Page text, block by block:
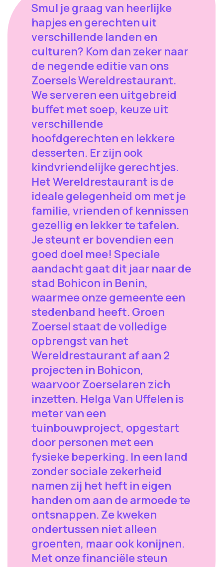
Smul je graag van heerlijke
hapjes en gerechten uit
verschillende landen en
culturen? Kom dan zeker naar
de negende editie van ons
Zoersels Wereldrestaurant.
We serveren een uitgebreid
buffet met soep, keuze uit
verschillende
hoofdgerechten en lekkere
desserten. Er zijn ook
kindvriendelijke gerechtjes.
Het Wereldrestaurant is de
ideale gelegenheid om met je
familie, vrienden of kennissen
gezellig en lekker te tafelen.
Je steunt er bovendien een
goed doel mee! Speciale
aandacht gaat dit jaar naar de
stad Bohicon in Benin,
waarmee onze gemeente een
stedenband heeft. Groen
Zoersel staat de volledige
opbrengst van het
Wereldrestaurant af aan 2
projecten in Bohicon,
waarvoor Zoerselaren zich
inzetten. Helga Van Uffelen is
meter van een
tuinbouwproject, opgestart
door personen met een
fysieke beperking. In een land
zonder sociale zekerheid
namen zij het heft in eigen
handen om aan de armoede te
ontsnappen. Ze kweken
ondertussen niet alleen
groenten, maar ook konijnen.
Met onze financiële steun